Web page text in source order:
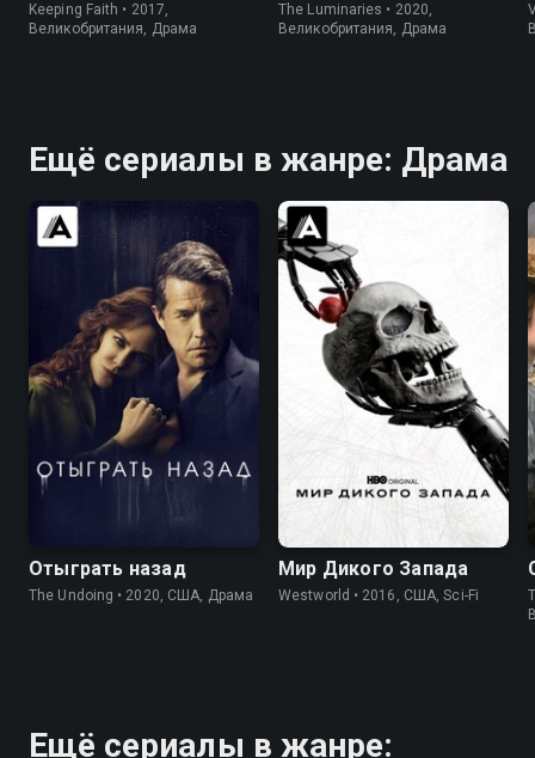
Keeping Faith • 2017,
Великобритания, Драма
The Luminaries • 2020,
Великобритания, Драма
Ещё сериалы в жанре: Драма
Отыграть назад
The Undoing • 2020, США, Драма
8.4
Мир Дикого Запада
Westworld • 2016, США, Sci-Fi
Ещё сериалы в жанре: